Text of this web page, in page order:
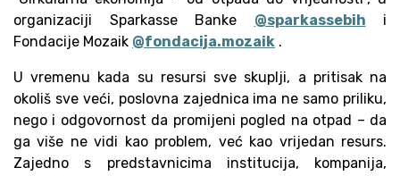
organizaciji Sparkasse Banke @sparkassebih i
Fondacije Mozaik @fondacija.mozaik .
U vremenu kada su resursi sve skuplji, a pritisak na
okoliš sve veći, poslovna zajednica ima ne samo priliku,
nego i odgovornost da promijeni pogled na otpad – da
ga više ne vidi kao problem, već kao vrijedan resurs.
Zajedno s predstavnicima institucija, kompanija,